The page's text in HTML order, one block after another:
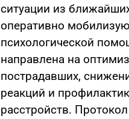
ситуации из
оперативно
психологической
направлена на
пострадавших,
реакций и
расстройств.